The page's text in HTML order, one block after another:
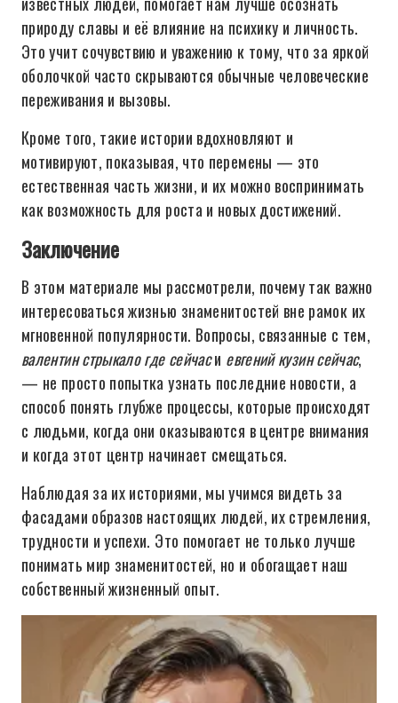
природу славы и её влияние на психику и личность.
Это учит сочувствию и уважению к тому, что за яркой
оболочкой часто скрываются обычные человеческие
переживания и вызовы.
Кроме того, такие истории вдохновляют и
мотивируют, показывая, что перемены — это
естественная часть жизни, и их можно воспринимать
как возможность для роста и новых достижений.
Заключение
В этом материале мы рассмотрели, почему так важно
интересоваться жизнью знаменитостей вне рамок их
мгновенной популярности. Вопросы, связанные с тем,
валентин стрыкало где сейчаси евгений кузин сейчас,
— не просто попытка узнать последние новости, а
способ понять глубже процессы, которые происходят
с людьми, когда они оказываются в центре внимания
и когда этот центр начинает смещаться.
Наблюдая за их историями, мы учимся видеть за
фасадами образов настоящих людей, их стремления,
трудности и успехи. Это помогает не только лучше
понимать мир знаменитостей, но и обогащает наш
собственный жизненный опыт.